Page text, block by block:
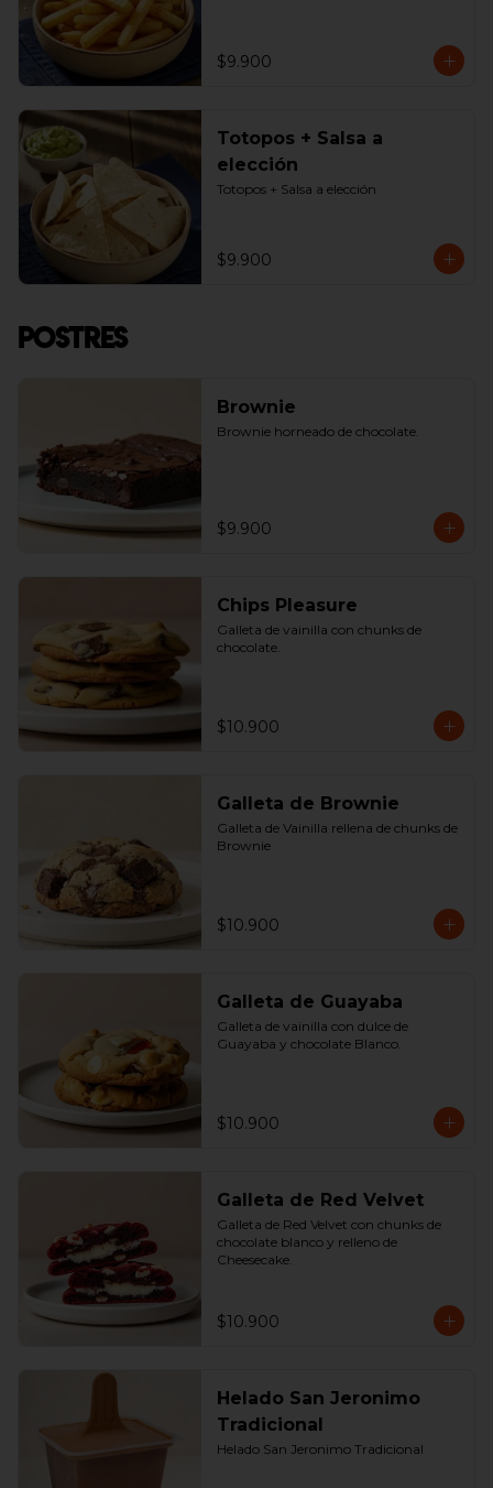
$9.900
Totopos + Salsa a
elección
Totopos + Salsa a elección
$9.900
Postres
Brownie
Brownie horneado de chocolate.
$9.900
Chips Pleasure
Galleta de vainilla con chunks de
chocolate.
$10.900
Galleta de Brownie
Galleta de Vainilla rellena de chunks de
Brownie
$10.900
Galleta de Guayaba
Galleta de vainilla con dulce de
Guayaba y chocolate Blanco.
$10.900
Galleta de Red Velvet
Galleta de Red Velvet con chunks de
chocolate blanco y relleno de
Cheesecake.
$10.900
Helado San Jeronimo
Tradicional
Helado San Jeronimo Tradicional